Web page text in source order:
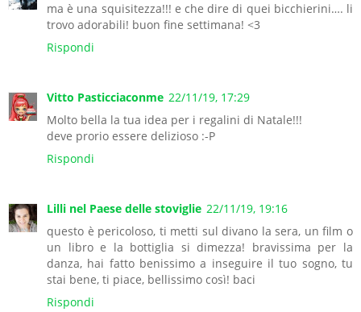
ma è una squisitezza!!! e che dire di quei bicchierini…. li
trovo adorabili! buon fine settimana! <3
Rispondi
Vitto Pasticciaconme 22/11/19, 17:29
Molto bella la tua idea per i regalini di Natale!!!
deve prorio essere delizioso :-P
Rispondi
Lilli nel Paese delle stoviglie 22/11/19, 19:16
questo è pericoloso, ti metti sul divano la sera, un film o
un libro e la bottiglia si dimezza! bravissima per la
danza, hai fatto benissimo a inseguire il tuo sogno, tu
stai bene, ti piace, bellissimo così! baci
Rispondi